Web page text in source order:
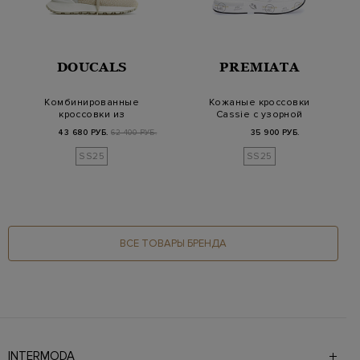
DOUCALS
Комбинированные
кроссовки из
трикотажа и з…
43 680 РУБ. 62 400 РУБ.
SS25
PREMIATA
Кожаные кроссовки
Cassie с узорной
логот…
35 900 РУБ.
SS25
ВСЕ ТОВАРЫ БРЕНДА
INTERMODA